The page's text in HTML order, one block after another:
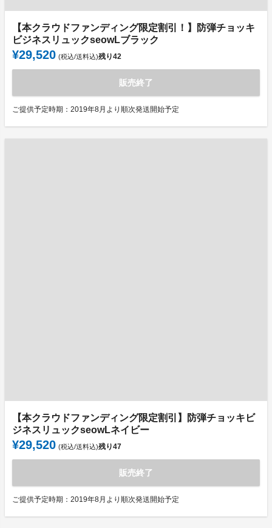
【本クラウドファンディング限定割引！】防弾チョッキ
ビジネスリュックseowLブラック
¥29,520 (税込/送料込)残り42
販売終了
ご提供予定時期：2019年8月より順次発送開始予定
【本クラウドファンディング限定割引】防弾チョッキビ
ジネスリュックseowLネイビー
¥29,520 (税込/送料込)残り47
販売終了
ご提供予定時期：2019年8月より順次発送開始予定